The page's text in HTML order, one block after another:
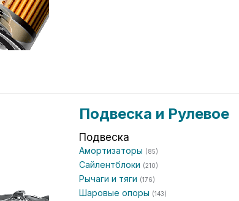
Подвеска и Рулевое
Подвеска
Амортизаторы (85)
Сайлентблоки (210)
Рычаги и тяги (176)
Шаровые опоры (143)